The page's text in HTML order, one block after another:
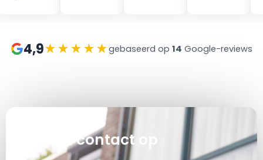
4,9★★★★★gebaseerd op 14 Google-reviews
Neem contact op